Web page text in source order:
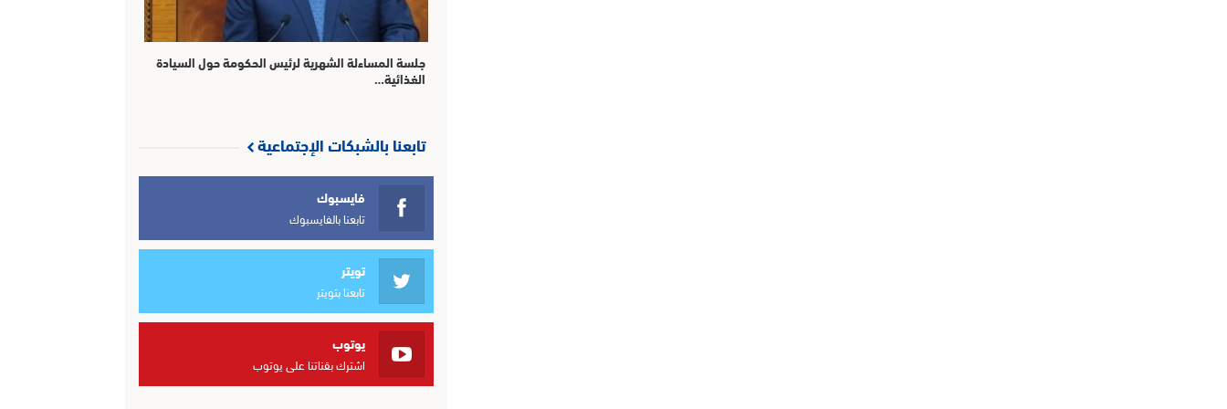
جلسة المساءلة الشهرية لرئيس الحكومة حول السيادة
الغذائية…
تابعنا بالشبكات الإجتماعية
فايسبوك
تابعنا بالفايسبوك
تويتر
تابعنا بتويتر
يوتوب
اشترك بقناتنا على يوتوب